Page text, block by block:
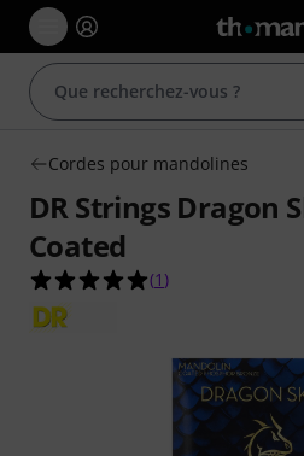
Cordes pour mandolines
DR Strings Dragon
Coated
5.0 étoiles sur 5
(1 )